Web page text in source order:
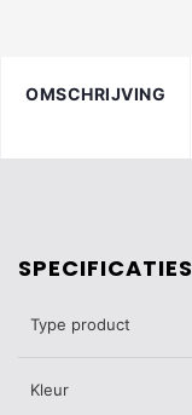
OMSCHRIJVING
SPECIFICATIES
Type product
Kleur